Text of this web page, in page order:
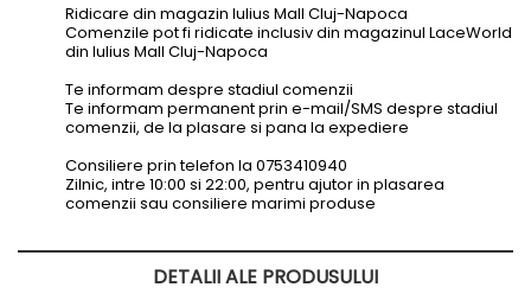
Ridicare din magazin Iulius Mall Cluj-Napoca
Comenzile pot fi ridicate inclusiv din magazinul LaceWorld
din Iulius Mall Cluj-Napoca
Te informam despre stadiul comenzii
Te informam permanent prin e-mail/SMS despre stadiul
comenzii, de la plasare si pana la expediere
Consiliere prin telefon la 0753410940
Zilnic, intre 10:00 si 22:00, pentru ajutor in plasarea
comenzii sau consiliere marimi produse
DETALII ALE PRODUSULUI